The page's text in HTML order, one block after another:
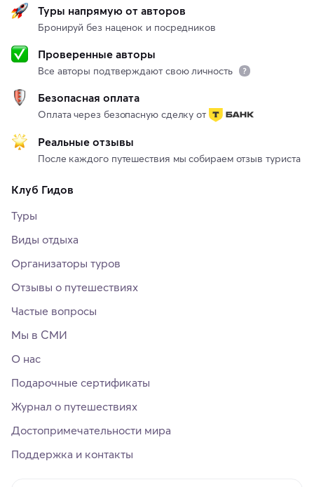
Туры напрямую от авторов
Бронируй без наценок и посредников
Проверенные авторы
Все авторы подтверждают свою личность
Безопасная оплата
Оплата через безопасную сделку от
Реальные отзывы
После каждого путешествия мы собираем отзыв туриста
Клуб Гидов
Туры
Виды отдыха
Организаторы туров
Отзывы о путешествиях
Частые вопросы
Мы в СМИ
О нас
Подарочные сертификаты
Журнал о путешествиях
Достопримечательности мира
Поддержка и контакты